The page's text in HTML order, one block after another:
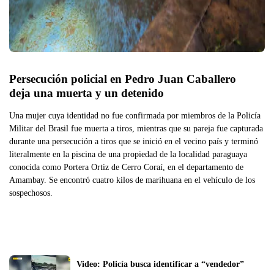
Persecución policial en Pedro Juan Caballero
deja una muerta y un detenido
Una mujer cuya identidad no fue confirmada por miembros de la Policía
Militar del Brasil fue muerta a tiros, mientras que su pareja fue capturada
durante una persecución a tiros que se inició en el vecino país y terminó
literalmente en la piscina de una propiedad de la localidad paraguaya
conocida como Portera Ortiz de Cerro Coraí, en el departamento de
Amambay. Se encontró cuatro kilos de marihuana en el vehículo de los
sospechosos.
Video: Policía busca identificar a “vendedor”